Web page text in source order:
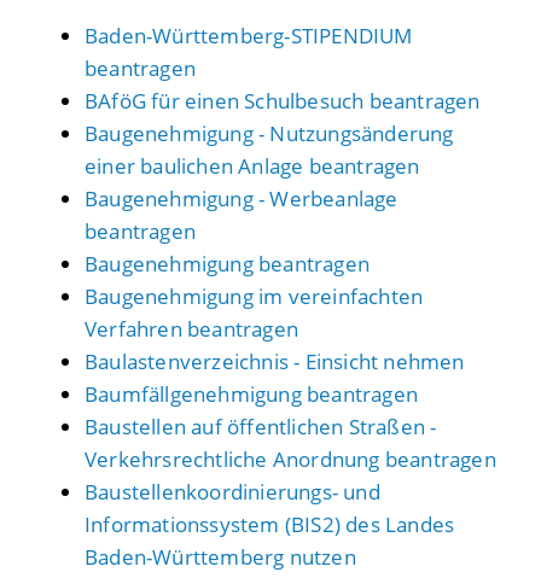
Baden-Württemberg-STIPENDIUM
beantragen
BAföG für einen Schulbesuch beantragen
Baugenehmigung - Nutzungsänderung
einer baulichen Anlage beantragen
Baugenehmigung - Werbeanlage
beantragen
Baugenehmigung beantragen
Baugenehmigung im vereinfachten
Verfahren beantragen
Baulastenverzeichnis - Einsicht nehmen
Baumfällgenehmigung beantragen
Baustellen auf öffentlichen Straßen -
Verkehrsrechtliche Anordnung beantragen
Baustellenkoordinierungs- und
Informationssystem (BIS2) des Landes
Baden-Württemberg nutzen